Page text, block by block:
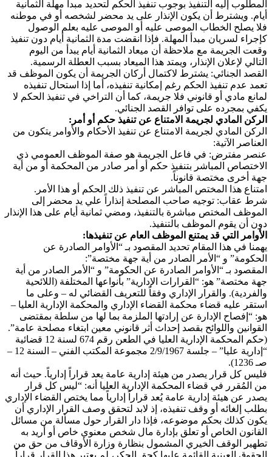
المطلوب إليه التنفيذ بوجوب تنفيذ الحكم لتحديد مبدأ مهلة الثمانية
أيام. ويشترط أن يكون الإنذار على يد محضر لشخصه أو في موطنه
فلا يصلح الخطاب الموصى عليه أو الموصى عليه بعلم الوصول
كإجراء لسريان مبدأ المهلة. فإذا انقضت مدة الثمانية أيام دون تنفيذ
وقعت الجريمة مع ملاحظة أن ميعاد الثمانية أيام يبدأ من اليوم
التالي لإعلان الإنذار، ويمتد هذا الميعاد بسبب العطلة الرسمية.
القصد الجنائي: يشترط لاكتمال أركان الجريمة أن يكون الموظف قد
تعمد عدم تنفيذ الحكم رغم إمكانية تنفيذه، أما إذا استحال تنفيذه
لمانع مادي أو قانوني فلا جريمة، كما أن التراخي في تنفيذ الحكم لا
يكفي بمجرده على توافر القصد الجنائي.
الركن المادي لجريمة الامتناع عن تنفيذ حكم أو أمر:
الركن المادي لجريمة الامتناع عن تنفيذ الأحكام والأوامر يتكون من
العناصر الآتية:
عنصر مفترض: في فاعل الجريمة هو صفة الموظف العمومي ذي
الاختصاص المباشر بتنفيذ حكم أو أمر صادر من المحكمة أو من أية
جهة أخرى مختصة قانوناً.
امتناع هذا المختص المباشر عن تنفيذ ذلك الحكم أو هذا الأمر.
شرط عقاب: توجيه صاحب المصلحة إنذاراً علي يد محضر إلى
الموظف المختص مباشرة بالتنفيذ، ومضي ثمانية أيام على هذا الإنذار
دون أن يقوم الموظف بالتنفيذ.
الأوامر التي قد يمتنع الموظف العام عن تنفيذها:
يهمنا في هذا المقام تحديد المقصود بـ “الأوامر الصادرة عن
الحكومة” و “الأمر الصادر من أية جهة مختصة”:
المقصود بـ “الأوامر الصادرة عن الحكومة” و “الأمر الصادر من أية
جهة مختصة” هو: “القرارات الإدارية” بأنواعها المختلفة (اللائحية
والفردية). والقرار الإداري وفقاً للتعريف القضائي له – وعلى ما
استقر عليه قضاء محكمة القضاء الإداري والمحكمة الإدارية العليا –
هو: “إفصاح الإدارة عن إرادتها الملزمة بما لها من سلطة بمقتضى
القوانين واللوائح بقصد إحداث أثر قانوني معين ابتغاء مصلحة عامة”.
(حكم المحكمة الإدارية العليا في الطعن رقم 674 لسنة 12 قضائية
“إدارية عليا” – جلسة 2/9/1967 مجموعة المكتب الفني – السنة 12 –
صـ 1236).
فليس كل قرار يصدر من هيئة إدارية عامة يعد قراراً إدارياً. حيث أنه
من المُقرر في قضاء المحكمة الإدارية العليا أنه: “ليس كل قرار
يصدر عن هيئة إدارية عامة يُعد قراراً إدارياً مما يختص القضاء الإداري
بطلب إلغائه أو وقف تنفيذه، إذ لابد لتحقق وصف القرار الإداري أن
يكون كذلك بحكم موضوعه، فإذا دار القرار حول مسألة من مسائل
القانون الخاص أو تعلق بإدارة مال شخص معنوي خاص أو أريد به
تطهير الوقف الخيري المشمول بنظارة وزارة الأوقاف من حق من
الحقوق العينية القائمة عليها كحق الحكر، لم يعتبر هذا القرار قراراً